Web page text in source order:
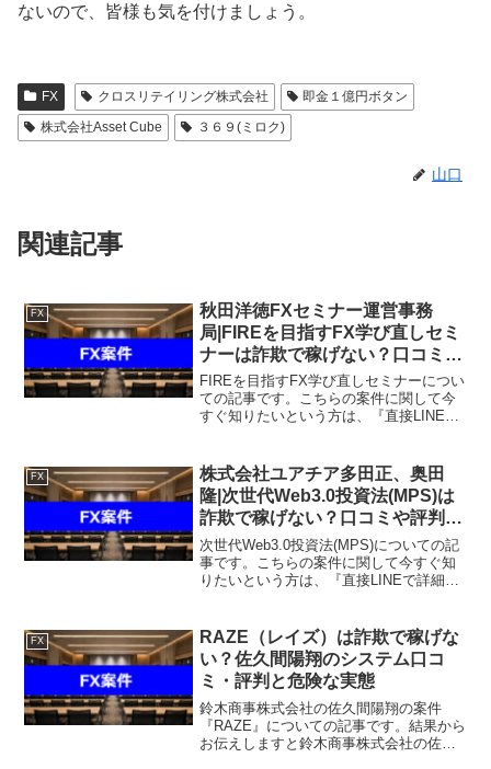
ないので、皆様も気を付けましょう。
FX クロスリテイリング株式会社
即金１億円ボタン
株式会社Asset Cube
３６９(ミロク)
山口
関連記事
FX
秋田洋徳FXセミナー運営事務
局|FIREを目指すFX学び直しセミ
ナーは詐欺で稼げない？口コミや
評判を徹底調査しました！
FIREを目指すFX学び直しセミナーについ
ての記事です。こちらの案件に関して今
すぐ知りたいという方は、『直接LINEで
しいという方は、自分が実際にやってい
て、稼げている...
FX
株式会社ユアチア多田正、奥田
隆|次世代Web3.0投資法(MPS)は
詐欺で稼げない？口コミや評判を
徹底調査しました！
次世代Web3.0投資法(MPS)についての記
事です。こちらの案件に関して今すぐ知
りたいという方は、『直接LINEで詳細を
いう方は、自分が実際にやっていて、稼
げている案...
FX
RAZE（レイズ）は詐欺で稼げな
い？佐久間陽翔のシステム口コ
ミ・評判と危険な実態
鈴木商事株式会社の佐久間陽翔の案件
『RAZE』についての記事です。結果から
お伝えしますと鈴木商事株式会社の佐久